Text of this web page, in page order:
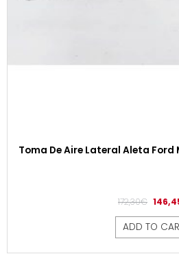
Toma De Aire Lateral Aleta Ford
172,30€
ADD TO